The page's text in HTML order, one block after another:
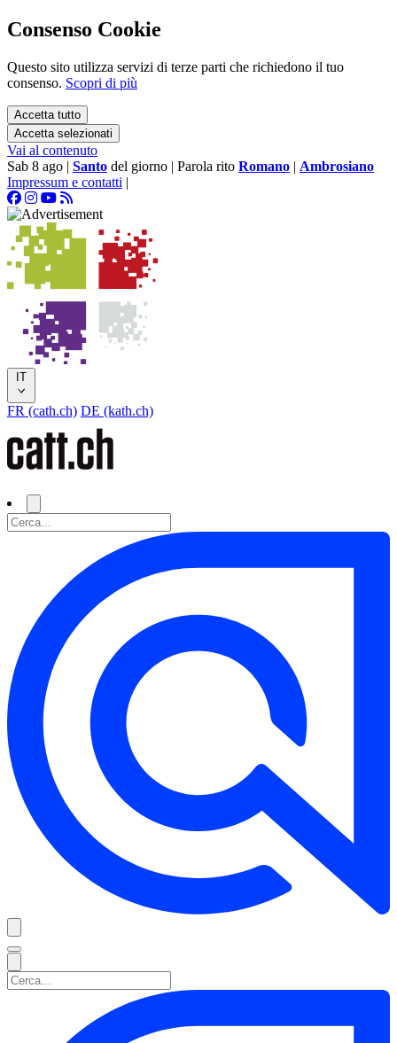
Consenso Cookie
Questo sito utilizza servizi di terze parti che richiedono il tuo
consenso. Scopri di più
Accetta tutto
Accetta selezionati
Vai al contenuto
Sab 8 ago | Santo del giorno | Parola rito Romano | Ambrosiano
Impressum e contatti |
IT
FR (cath.ch) DE (kath.ch)